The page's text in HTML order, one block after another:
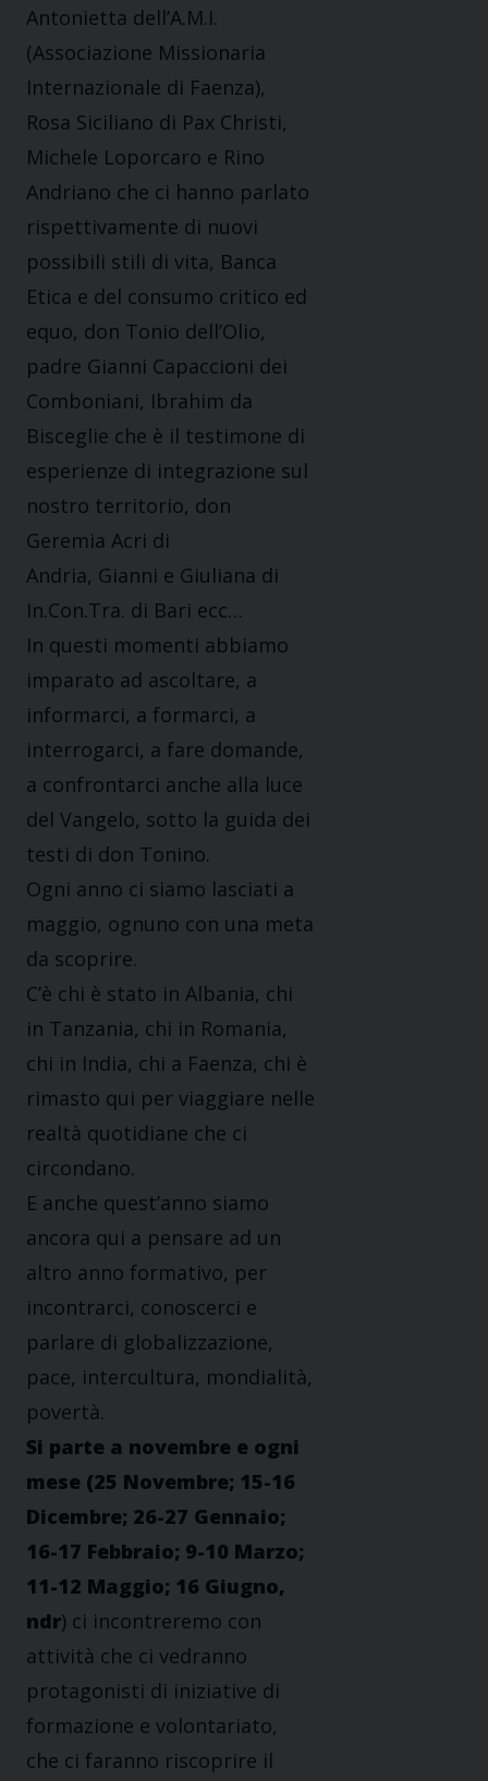
Antonietta dell’A.M.I.
(Associazione Missionaria
Internazionale di Faenza),
Rosa Siciliano di Pax Christi,
Michele Loporcaro e Rino
Andriano che ci hanno parlato
rispettivamente di nuovi
possibili stili di vita, Banca
Etica e del consumo critico ed
equo, don Tonio dell’Olio,
padre Gianni Capaccioni dei
Comboniani, Ibrahim da
Bisceglie che è il testimone di
esperienze di integrazione sul
nostro territorio, don
Geremia Acri di
Andria, Gianni e Giuliana di
In.Con.Tra. di Bari ecc…
In questi momenti abbiamo
imparato ad ascoltare, a
informarci, a formarci, a
interrogarci, a fare domande,
a confrontarci anche alla luce
del Vangelo, sotto la guida dei
testi di don Tonino.
Ogni anno ci siamo lasciati a
maggio, ognuno con una meta
da scoprire.
C’è chi è stato in Albania, chi
in Tanzania, chi in Romania,
chi in India, chi a Faenza, chi è
rimasto qui per viaggiare nelle
realtà quotidiane che ci
circondano.
E anche quest’anno siamo
ancora qui a pensare ad un
altro anno formativo, per
incontrarci, conoscerci e
parlare di globalizzazione,
pace, intercultura, mondialità,
povertà.
Si parte a novembre e ogni
mese (25 Novembre; 15-16
Dicembre; 26-27 Gennaio;
16-17 Febbraio; 9-10 Marzo;
11-12 Maggio; 16 Giugno,
ndr) ci incontreremo con
attività che ci vedranno
protagonisti di iniziative di
formazione e volontariato,
che ci faranno riscoprire il